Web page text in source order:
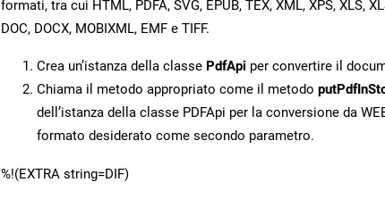
formati, tra cui HTML, PDFA, SVG, EPUB, TEX, XML, XPS, XLS,
DOC, DOCX, MOBIXML, EMF e TIFF.
Crea un’istanza della classe PdfApi per convertire il
Chiama il metodo appropriato come il metodo
dell’istanza della classe PDFApi per la conversione da
formato desiderato come secondo parametro.
%!(EXTRA string=DIF)